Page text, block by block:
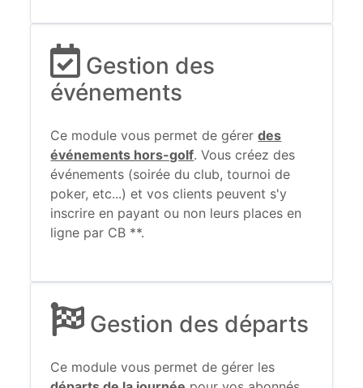
Gestion des
événements
Ce module vous permet de gérerdes
événements hors-golf. Vous créez des
événements (soirée du club, tournoi de
poker, etc...) et vos clients peuvent s'y
inscrire en payant ou non leurs places en
ligne par CB **.
Gestion des départs
Ce module vous permet de gérer les